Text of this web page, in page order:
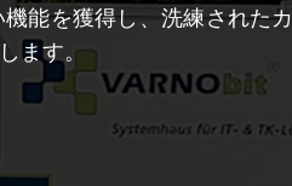
能を獲得し、洗練されたカ
ます。